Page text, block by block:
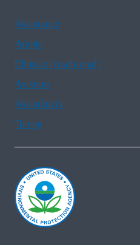
Assistance
Arabic
Chinese (traditional)
Asistans
Assistência
Tulong